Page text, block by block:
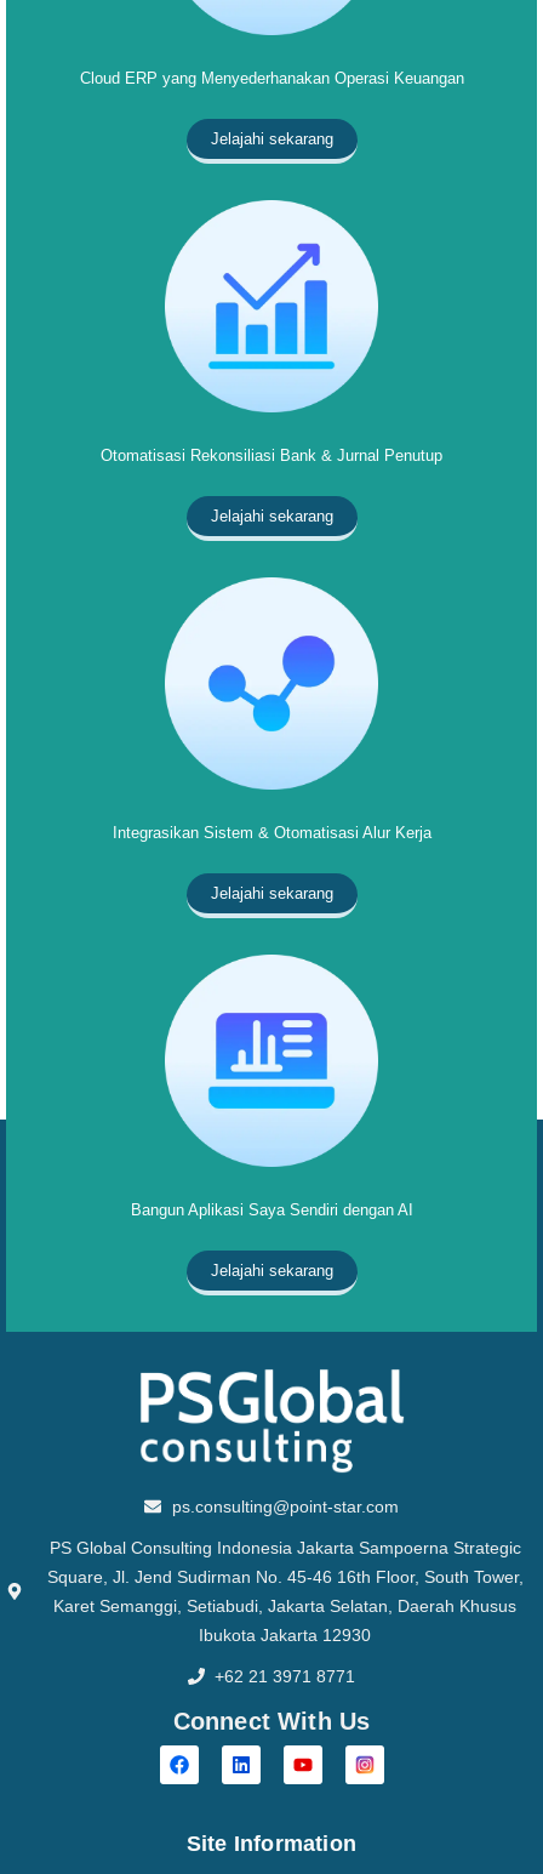
Cloud ERP yang Menyederhanakan Operasi Keuangan
Jelajahi sekarang
Otomatisasi Rekonsiliasi Bank & Jurnal Penutup
Jelajahi sekarang
Integrasikan Sistem & Otomatisasi Alur Kerja
Jelajahi sekarang
Bangun Aplikasi Saya Sendiri dengan AI
Jelajahi sekarang
ps.consulting@point-star.com
PS Global Consulting Indonesia Jakarta Sampoerna Strategic
Square, Jl. Jend Sudirman No. 45-46 16th Floor, South Tower,
Karet Semanggi, Setiabudi, Jakarta Selatan, Daerah Khusus
Ibukota Jakarta 12930
+62 21 3971 8771
Connect With Us
Site Information